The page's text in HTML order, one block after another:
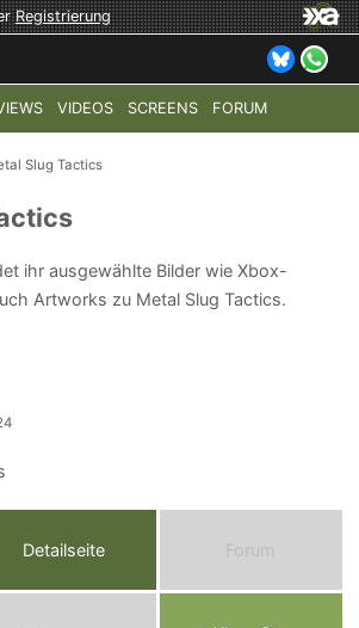
Registrierung
VIDEOS SCREENS FORUM
MODERN WARFARE 4 HALO:
Slug Tactics
ihr ausgewählte Bilder wie Xbox-
Artworks zu Metal Slug Tactics.
Detailseite Forum